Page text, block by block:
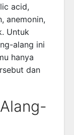
acid,
anemonin,
Untuk
alang ini
hanya
dan